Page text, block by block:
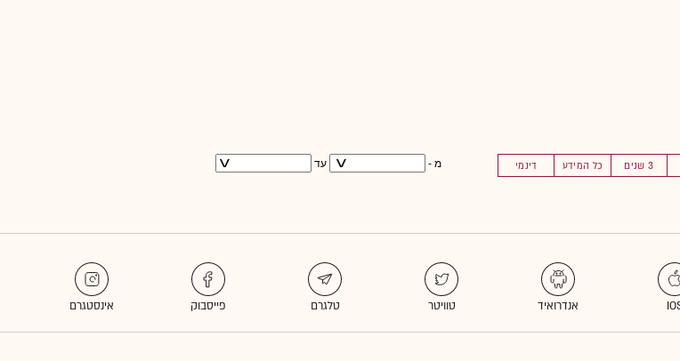
3 שנים כל המידע דינמי מ - עד